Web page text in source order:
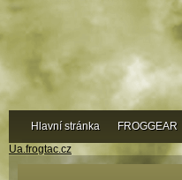
Ua.frogtac.cz
Hlavní stránka FROGGEAR